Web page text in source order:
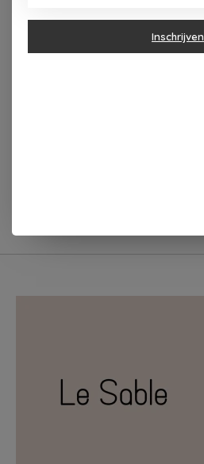
Inschrijven